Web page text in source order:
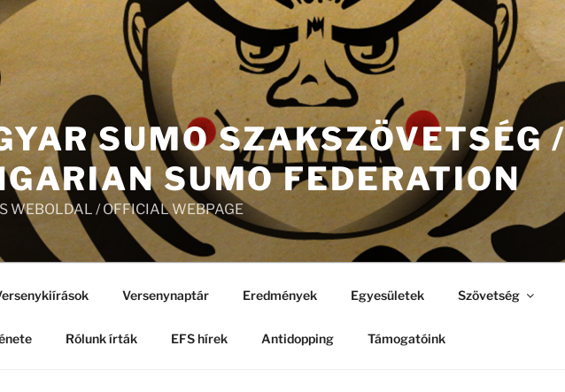
SUMO SZAKSZÖVETSÉG /
SUMO FEDERATION
WEBOLDAL / OFFICIAL WEBPAGE
Versenynaptár Eredmények Egyesületek Szövetség
Rólunk írták EFS hírek Antidopping Támogatóink